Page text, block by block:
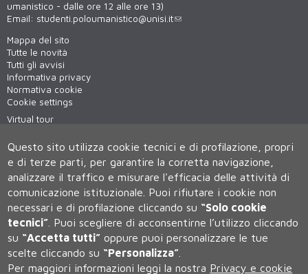
umanistico - dalle ore 12 alle ore 13)
Email: studenti.poloumanistico@unisi.it
Mappa del sito
Tutte le novità
Tutti gli avvisi
Informativa privacy
Normativa cookie
Cookie settings
Virtual tour
Università degli Studi di Siena
Rettorato, via Banchi di Sotto 55, 53100 Siena ITALIA
P.IVA 00273530527 | C.F. 80002070524 | Caselle Pec: Posta
Questo sito utilizza cookie tecnici e di profilazione, propri
e di terze parti, per garantire la corretta navigazione,
analizzare il traffico e misurare l'efficacia delle attività di
comunicazione istituzionale. Puoi rifiutare i cookie non
necessari e di profilazione cliccando su “Solo cookie
tecnici” Puoi scegliere di acconsentirne l’utilizzo cliccando
su “Accetta tutti” oppure puoi personalizzare le tue
scelte cliccando su “Personalizza”
Per maggiori informazioni leggi la nostra Privacy e cookie